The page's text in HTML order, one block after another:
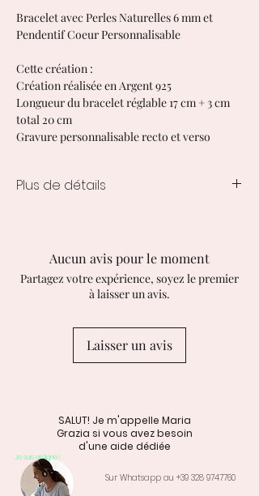
Bracelet avec Perles Naturelles 6 mm et
Pendentif Coeur Personnalisable
Cette création :
Création réalisée en Argent 925
Longueur du bracelet réglable 17 cm + 3 cm
total 20 cm
Gravure personnalisable recto et verso
Plus de détails
de 10 à 15 jours ouvrés à compter de la
commande.
Aucun avis pour le moment
Partagez votre expérience, soyez le premier
à laisser un avis.
Laisser un avis
SALUT! Je m'appelle Maria
Grazia si vous avez besoin
d'une aide dédiée
Je suis en ligne !
Sur Whatsapp au +39 328 9747760